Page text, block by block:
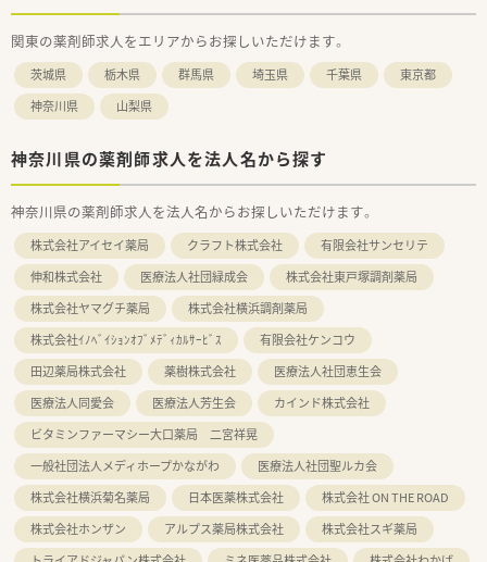
関東の薬剤師求人をエリアからお探しいただけます。
茨城県 栃木県 群馬県 埼玉県 千葉県
東京都
神奈川県
山梨県
神奈川県の薬剤師求人を法人名から探す
神奈川県の薬剤師求人を法人名からお探しいただけます。
株式会社アイセイ薬局 クラフト株式会社
有限会社サンセリテ
伸和株式会社
医療法人社団緑成会
株式会社東戸塚調剤薬局
株式会社ヤマグチ薬局
株式会社横浜調剤薬局
株式会社ｲﾉﾍﾞｲｼｮﾝｵﾌﾞﾒﾃﾞｨｶﾙｻｰﾋﾞｽ
有限会社ケンコウ
田辺薬局株式会社
薬樹株式会社
医療法人社団恵生会
医療法人同愛会
医療法人芳生会
カインド株式会社
ビタミンファーマシー大口薬局 二宮祥晃
一般社団法人メディホープかながわ
医療法人社団聖ルカ会
株式会社横浜菊名薬局
日本医薬株式会社
株式会社 ON THE ROAD
株式会社ホンザン
アルプス薬局株式会社
株式会社スギ薬局